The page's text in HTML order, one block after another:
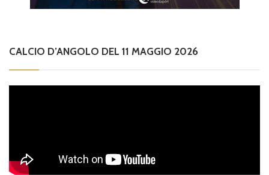
CALCIO D’ANGOLO DEL 11 MAGGIO 2026